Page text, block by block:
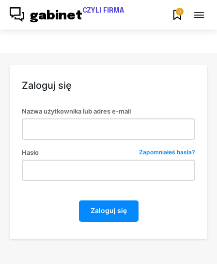
Zostań członkiem najlepiej
informacje na temat nowych artykułów.
gabinetCZYLI FIRMA 0
Zaloguj się
Nazwa użytkownika lub adres e-mail
Hasło Zapomniałeś hasła?
Zaloguj się